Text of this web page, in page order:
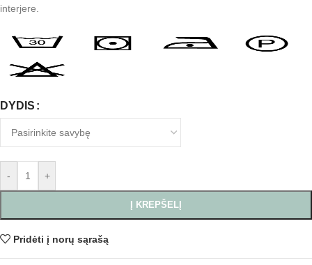
interjere.
DYDIS
- +
Į KREPŠELĮ
Pridėti į norų sąrašą